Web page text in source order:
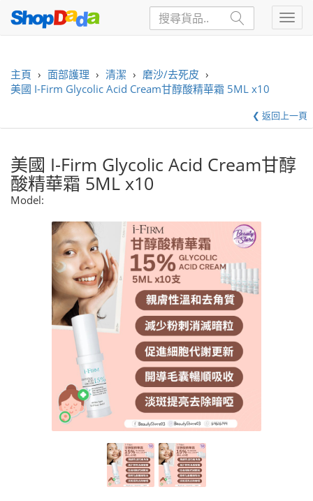
主頁 › 面部護理 › 清潔 › 磨沙/去死皮 ›
美國 I-Firm Glycolic Acid Cream甘醇酸精華霜 5ML x10
❮ 返回上一頁
美國 I-Firm Glycolic Acid Cream甘醇
酸精華霜 5ML x10
Model: